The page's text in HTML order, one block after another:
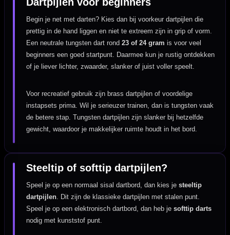
Begin je net met darten? Kies dan bij voorkeur dartpijlen die
prettig in de hand liggen en niet te extreem zijn in grip of vorm.
Een neutrale tungsten dart rond23 of 24 gram is voor veel
beginners een goed startpunt. Daarmee kun je rustig ontdekken
of je liever lichter, zwaarder, slanker of juist voller speelt.
Voor recreatief gebruik zijn brass dartpijlen of voordelige
instapsets prima. Wil je serieuzer trainen, dan is tungsten vaak
de betere stap. Tungsten dartpijlen zijn slanker bij hetzelfde
gewicht, waardoor je makkelijker ruimte houdt in het bord.
Steeltip of softtip dartpijlen?
Speel je op een normaal sisal dartbord, dan kies jesteeltip
dartpijlen. Dit zijn de klassieke dartpijlen met stalen punt.
Speel je op een elektronisch dartbord, dan heb jesofttip darts
nodig met kunststof punt.